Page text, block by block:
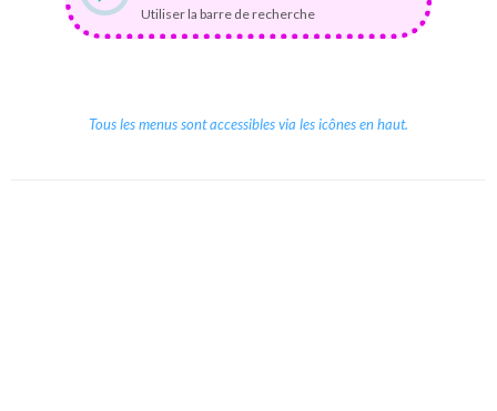
Utiliser la barre de recherche
Tous les menus sont accessibles via les icônes en haut.